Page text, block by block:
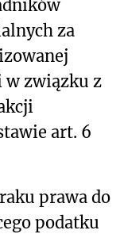
za
w związku z
art. 6
prawa do
podatku